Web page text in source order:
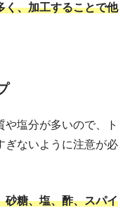
く、加工することで他
塩分が多いので、ト
ぎないように注意が必
砂糖、塩、酢、スパイ